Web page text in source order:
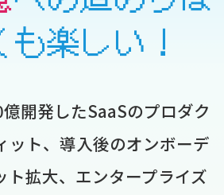
楽しい！
開発したSaaSのプロダク
ット、導入後のオンボーデ
拡大、 エンタープライズ